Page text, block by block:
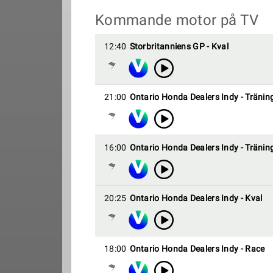
Kommande motor på TV
12:40 Storbritanniens GP - Kval
21:00 Ontario Honda Dealers Indy -
16:00 Ontario Honda Dealers Indy -
20:25 Ontario Honda Dealers Indy - Kval
18:00 Ontario Honda Dealers Indy - Race